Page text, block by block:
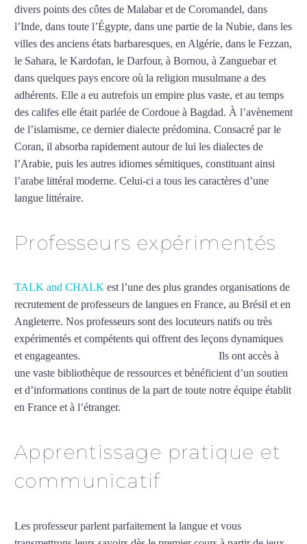
divers points des côtes de Malabar et de Coromandel, dans
l’Inde, dans toute l’Égypte, dans une partie de la Nubie, dans les
villes des anciens états barbaresques, en Algérie, dans le Fezzan,
le Sahara, le Kardofan, le Darfour, à Bornou, à Zanguebar et
dans quelques pays encore où la religion musulmane a des
adhérents. Elle a eu autrefois un empire plus vaste, et au temps
des califes elle était parlée de Cordoue à Bagdad. À l’avènement
de l’islamisme, ce dernier dialecte prédomina. Consacré par le
Coran, il absorba rapidement autour de lui les dialectes de
l’Arabie, puis les autres idiomes sémitiques, constituant ainsi
l’arabe littéral moderne. Celui-ci a tous les caractères d’une
langue littéraire.
Professeurs expérimentés
TALK and CHALK est l’une des plus grandes organisations de
recrutement de professeurs de langues en France, au Brésil et en
Angleterre. Nos professeurs sont des locuteurs natifs ou très
expérimentés et compétents qui offrent des leçons dynamiques
et engageantes.
Ils ont accès à
une vaste bibliothèque de ressources et bénéficient d’un soutien
et d’informations continus de la part de toute notre équipe établit
en France et à l’étranger.
Apprentissage pratique et
communicatif
Les professeur parlent parfaitement la langue et vous